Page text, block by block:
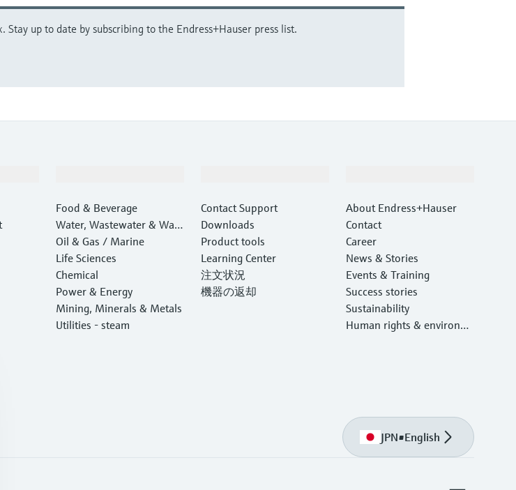
up to date by subscribing to the Endress+Hauser press list.
Food & Beverage
Water, Wastewater & Wast
e
Oil & Gas / Marine
Life Sciences
Chemical
Power & Energy
Mining, Minerals & Metals
Utilities - steam
Contact Support
Downloads
Product tools
Learning Center
注文状況
機器の返却
About Endress+Hauser
Contact
Career
News & Stories
Events & Training
Success stories
Sustainability
Human rights & environm
JPN•English